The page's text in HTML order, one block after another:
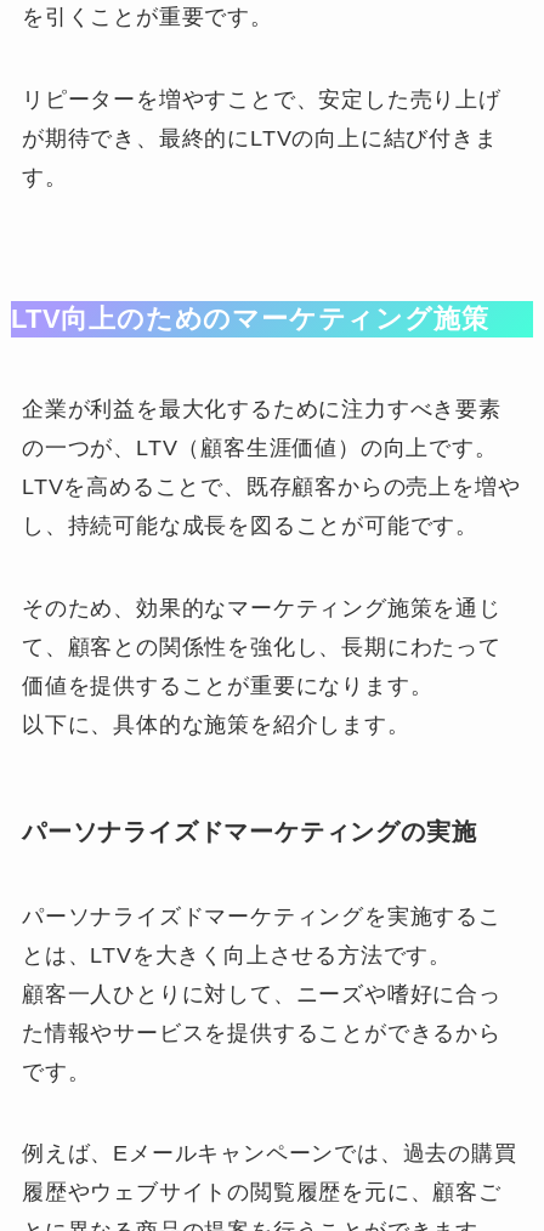
を引くことが重要です。
リピーターを増やすことで、安定した売り上げ
が期待でき、最終的にLTVの向上に結び付きま
す。
LTV向上のためのマーケティング施策
企業が利益を最大化するために注力すべき要素
の一つが、LTV（顧客生涯価値）の向上です。
LTVを高めることで、既存顧客からの売上を増や
し、持続可能な成長を図ることが可能です。
そのため、効果的なマーケティング施策を通じ
て、顧客との関係性を強化し、長期にわたって
価値を提供することが重要になります。
以下に、具体的な施策を紹介します。
パーソナライズドマーケティングの実施
パーソナライズドマーケティングを実施するこ
とは、LTVを大きく向上させる方法です。
顧客一人ひとりに対して、ニーズや嗜好に合っ
た情報やサービスを提供することができるから
です。
例えば、Eメールキャンペーンでは、過去の購買
履歴やウェブサイトの閲覧履歴を元に、顧客ご